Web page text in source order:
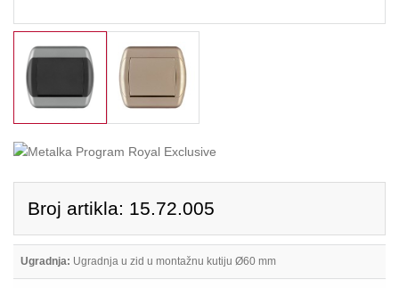
Broj artikla: 15.72.005
Ugradnja: Ugradnja u zid u montažnu kutiju Ø60 mm